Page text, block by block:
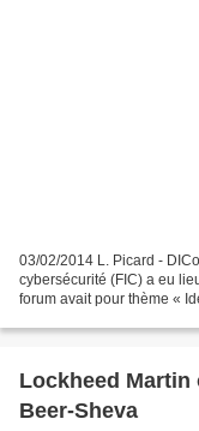
03/02/2014 L. Picard -
cybersécurité (FIC) a eu
forum avait pour thème «
Lockheed Martin
Beer-Sheva